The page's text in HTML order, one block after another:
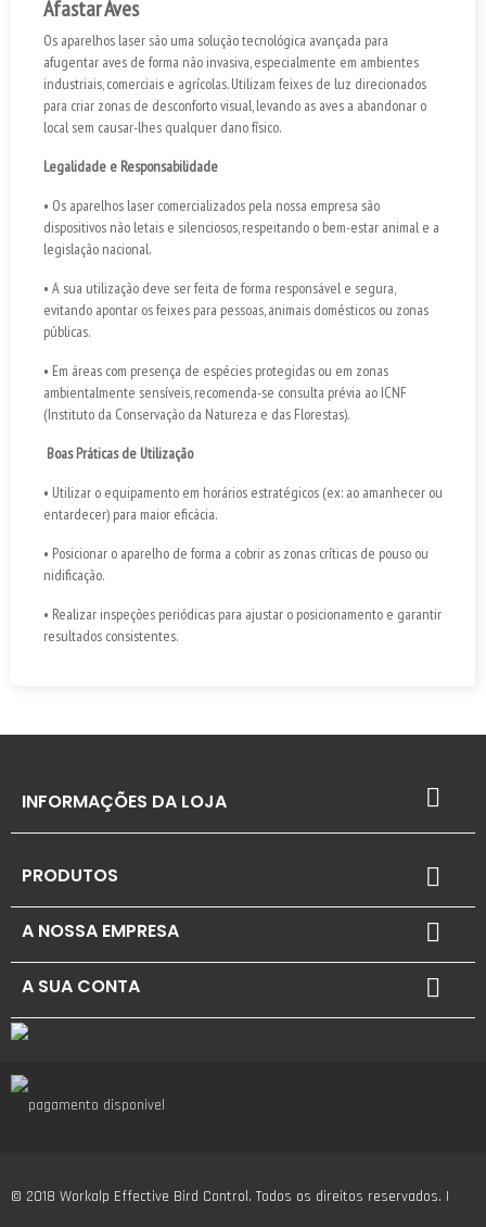
Afastar Aves
Os aparelhos laser são uma solução tecnológica avançada para
afugentar aves de forma não invasiva, especialmente em ambientes
industriais, comerciais e agrícolas. Utilizam feixes de luz direcionados
para criar zonas de desconforto visual, levando as aves a abandonar o
local sem causar-lhes qualquer dano físico.
Legalidade e Responsabilidade
• Os aparelhos laser comercializados pela nossa empresa são
dispositivos não letais e silenciosos, respeitando o bem-estar animal e a
legislação nacional.
• A sua utilização deve ser feita de forma responsável e segura,
evitando apontar os feixes para pessoas, animais domésticos ou zonas
públicas.
• Em áreas com presença de espécies protegidas ou em zonas
ambientalmente sensíveis, recomenda-se consulta prévia ao ICNF
(Instituto da Conservação da Natureza e das Florestas).
Boas Práticas de Utilização
• Utilizar o equipamento em horários estratégicos (ex: ao amanhecer ou
entardecer) para maior eficácia.
• Posicionar o aparelho de forma a cobrir as zonas críticas de pouso ou
nidificação.
• Realizar inspeções periódicas para ajustar o posicionamento e garantir
resultados consistentes.
INFORMAÇÕES DA LOJA 
PRODUTOS 
A NOSSA EMPRESA 
A SUA CONTA 
© 2018 Workalp Effective Bird Control. Todos os direitos reservados. |